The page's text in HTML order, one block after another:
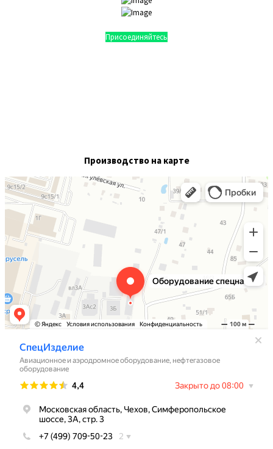
Присоединяйтесь
Производство на карте
СпецИзделие
Авиационное и аэродромное оборудование в Чехове
Нефтегазовое оборудование в Чехове